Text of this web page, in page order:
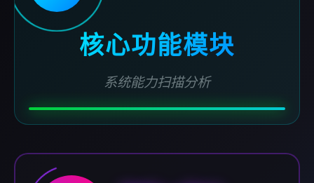
核心功能模块
系统能力扫描分析